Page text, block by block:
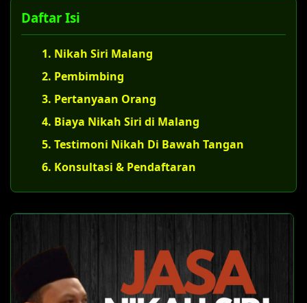
Daftar Isi
1. Nikah Siri Malang
2. Pembimbing
3. Pertanyaan Orang
4. Biaya Nikah Siri di Malang
5. Testimoni Nikah Di Bawah Tangan
6. Konsultasi & Pendaftaran